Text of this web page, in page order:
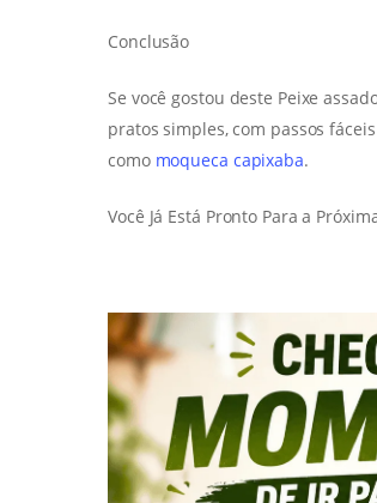
Conclusão
Se você gostou deste Peixe
pratos simples, com passos
como moqueca capixaba.
Você Já Está Pronto Para a